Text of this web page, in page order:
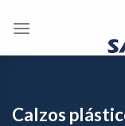
Calzos